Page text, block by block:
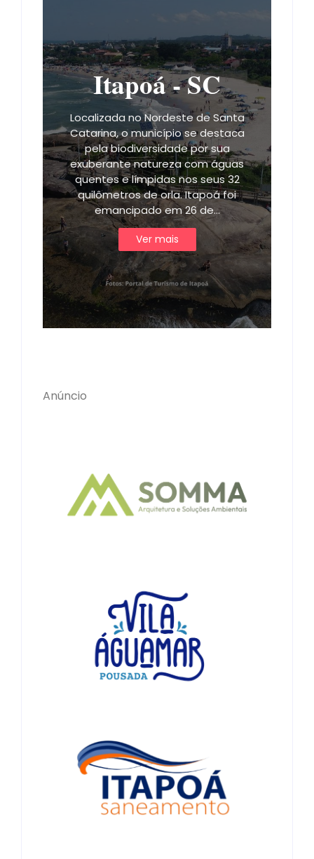
Itapoá - SC
Localizada no Nordeste de Santa
Catarina, o município se destaca
pela biodiversidade por sua
exuberante natureza com águas
quentes e límpidas nos seus 32
quilômetros de orla. Itapoá foi
emancipado em 26 de…
Ver mais
Anúncio